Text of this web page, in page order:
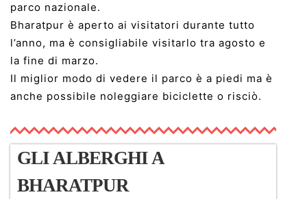
parco nazionale.
Bharatpur è aperto ai visitatori durante tutto
l’anno, ma è consigliabile visitarlo tra agosto e
la fine di marzo.
Il miglior modo di vedere il parco è a piedi ma è
anche possibile noleggiare biciclette o risciò.
GLI ALBERGHI A
BHARATPUR